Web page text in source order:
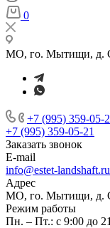
0
МО, го. Мытищи, д.
+7 (995) 359-05-
+7 (995) 359-05-21
Заказать звонок
E-mail
info@estet-landshaft.ru
Адрес
МО, го. Мытищи, д.
Режим работы
Пн. – Пт.: с 9:00 до